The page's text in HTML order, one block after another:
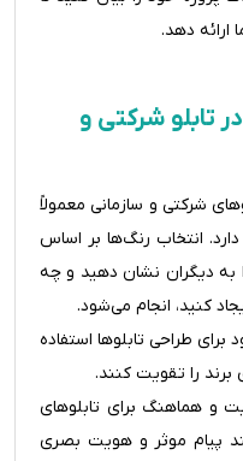
دهد.
تابلو شرکتی و
شرکتی و سازمانی معمولاً
انتخاب رنگ‌ها بر اساس
به دیگران نشان دهید و چه
کنید، انجام می‌شود.
طراحی تابلوها استفاده
را تقویت کنند.
و هماهنگ برای تابلوهای
پیام موثر و هویت بصری